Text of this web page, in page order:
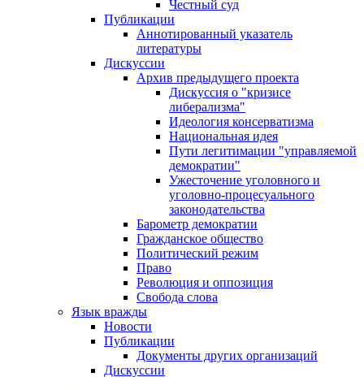
Честный суд
Публикации
Аннотированный указатель
литературы
Дискуссии
Архив предыдущего проекта
Дискуссия о "кризисе
либерализма"
Идеология консерватизма
Национальная идея
Пути легитимации "управляемой
демократии"
Ужесточение уголовного и
уголовно-процесуального
законодательства
Барометр демократии
Гражданское общество
Политический режим
Право
Революция и оппозиция
Свобода слова
Язык вражды
Новости
Публикации
Документы других организаций
Дискуссии